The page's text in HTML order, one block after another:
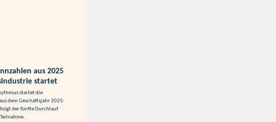
aus 2025
startet
startet die
dem Geschäftsjahr 2025:
der fünfte Durchlauf